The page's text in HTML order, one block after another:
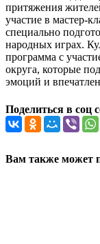
притяжения
участие в мастер-
специально
народных играх.
программа с
округа, которые
эмоций и
Поделиться в соц
Вам также может